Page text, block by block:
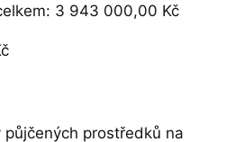
3 943 000,00 Kč
prostředků na